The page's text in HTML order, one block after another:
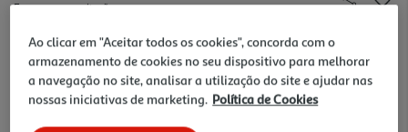
Faça a sua avaliação
73.45 €/Lt
-20%
Ao clicar em "Aceitar todos os cookies", concorda com o
armazenamento de cookies no seu dispositivo para melhorar
a navegação no site, analisar a utilização do site e ajudar nas
nossas iniciativas de marketing. Política de Cookies